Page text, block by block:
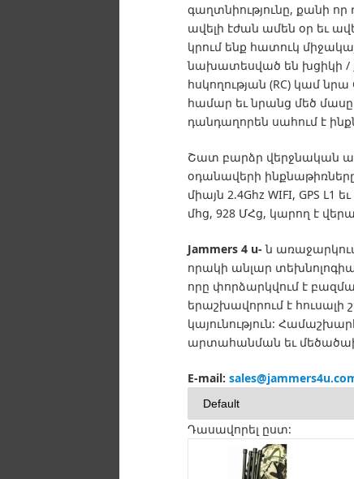
գաղտնիությունը, քանի որ
ավելի էժան ամեն օր եւ
կրում ենք հատուկ
նախատեսված են խցիկի /
հսկողության (RC) կամ
համար եւ նրանց մեծ
դանդաղորեն սահում է
Շատ բարձր վերջնական
օդանավերի
միայն 2.4Ghz WIFI, GPS L1
մհց, 928 ՄՀց, կարող է
Jammers 4 u- ն
որակի անլար
որը փորձարկվում է
երաշխավորում է հուսալի
կայունություն:
արտահանման եւ
E-mail:
Դասավորել ըստ: